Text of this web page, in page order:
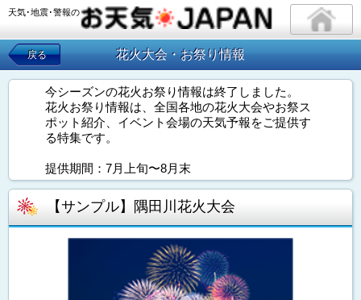
天気･地震･警報の
戻る 花火大会・お祭り情報
今シーズンの花火お祭り情報は終了しました。
花火お祭り情報は、全国各地の花火大会やお祭ス
ポット紹介、イベント会場の天気予報をご提供す
る特集です。
提供期間：7月上旬〜8月末
【サンプル】隅田川花火大会